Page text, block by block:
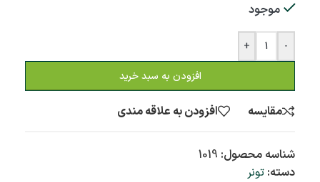
موجود
-
+
افزودن به سبد خرید
مقایسه افزودن به علاقه مندی
شناسه محصول: 1019
دسته: تونر